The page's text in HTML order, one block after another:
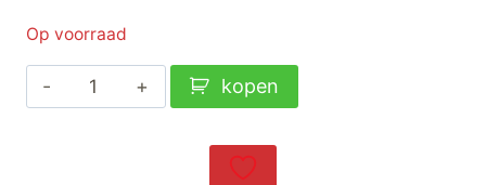
Op voorraad
Zwilling
Enfinigy
kopen